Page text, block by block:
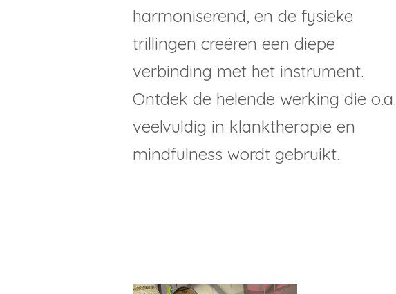
harmoniserend, en de fysieke
trillingen creëren een diepe
verbinding met het instrument.
Ontdek de helende werking die o.a.
veelvuldig in klanktherapie en
mindfulness wordt gebruikt.